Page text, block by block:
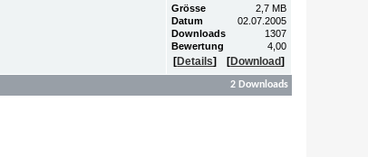
Grösse
2,7 MB
Datum
02.07.2005
Downloads
1307
Bewertung
4,00
[Details] [Download]
2 Downloads